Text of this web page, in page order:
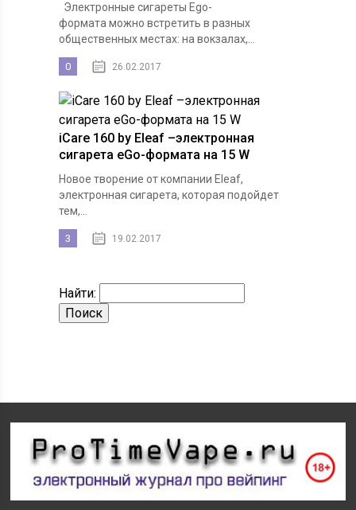
Электронные сигареты Ego-
формата можно встретить в разных
общественных местах: на вокзалах,...
0 26.02.2017
iCare 160 by Eleaf –электронная
сигарета eGo-формата на 15 W
Новое творение от компании Eleaf,
электронная сигарета, которая подойдет
тем,...
3 19.02.2017
Найти: